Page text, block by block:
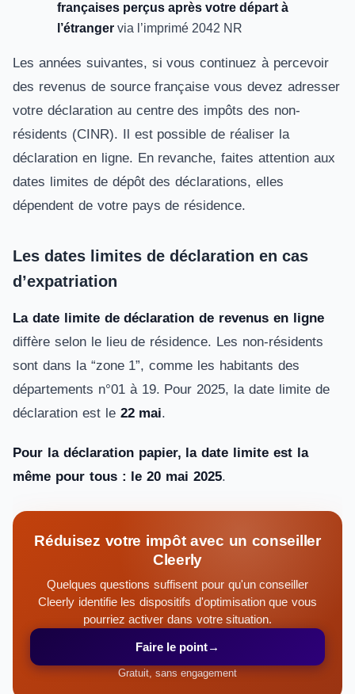
françaises perçus après votre départ à
l’étranger via l’imprimé 2042 NR
Les années suivantes, si vous continuez à percevoir
des revenus de source française vous devez adresser
votre déclaration au centre des impôts des non-
résidents (CINR). Il est possible de réaliser la
déclaration en ligne. En revanche, faites attention aux
dates limites de dépôt des déclarations, elles
dépendent de votre pays de résidence.
Les dates limites de déclaration en cas
d’expatriation
La date limite de déclaration de revenus en ligne
diffère selon le lieu de résidence. Les non-résidents
sont dans la “zone 1”, comme les habitants des
départements n°01 à 19. Pour 2025, la date limite de
déclaration est le 22 mai.
Pour la déclaration papier, la date limite est la
même pour tous : le 20 mai 2025.
Réduisez votre impôt avec un conseiller
Cleerly
Quelques questions suffisent pour qu'un conseiller
Cleerly identifie les dispositifs d'optimisation que vous
pourriez activer dans votre situation.
Faire le point→
Gratuit, sans engagement